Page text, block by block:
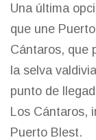
Una última
que une
Cántaros, que
la selva
punto de
Los Cántaros,
Puerto Blest.